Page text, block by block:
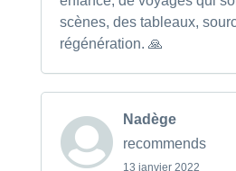
scènes, des tableaux,
régénération. 🙏
Nadège
recommends
13 janvier 2022